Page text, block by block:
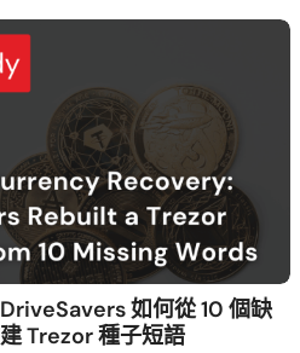
如何從 10 個缺
Trezor 種子短語